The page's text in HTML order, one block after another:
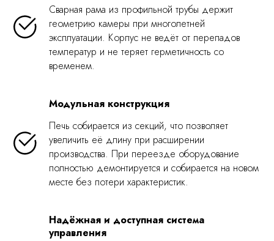
Сварная рама из профильной трубы держит
геометрию камеры при многолетней
эксплуатации. Корпус не ведёт от перепадов
температур и не теряет герметичность со
временем.
Модульная конструкция
Печь собирается из секций, что позволяет
увеличить её длину при расширении
производства. При переезде оборудование
полностью демонтируется и собирается на новом
месте без потери характеристик.
Надёжная и доступная система
управления